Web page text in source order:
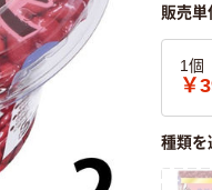
販売単
1個
￥
種類を